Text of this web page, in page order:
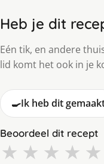
Heb je dit
Eén tik, en andere
lid komt het ook in je
🍳Ik heb dit
Beoordeel dit recept
★ ★ ★ ★ ★